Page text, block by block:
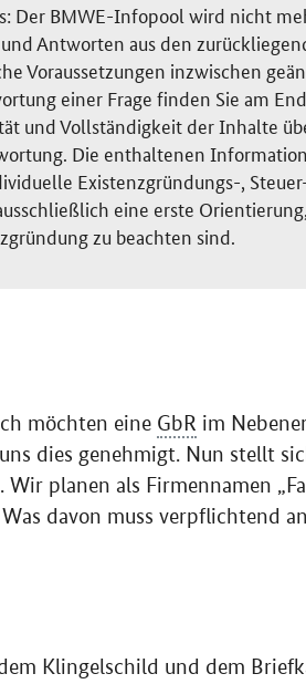
Der BMWE-Infopool wird nicht
Antworten aus den
Voraussetzungen inzwischen
einer Frage finden Sie am
und Vollständigkeit der Inhalte
Die enthaltenen
Existenzgründungs-,
eine erste
zu beachten sind.
möchten eine GbR im
dies genehmigt. Nun stellt
Wir planen als Firmennamen
Was davon muss verpflichtend
Klingelschild und dem